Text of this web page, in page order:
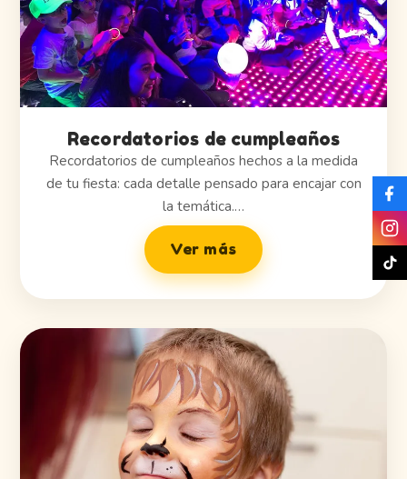
Recordatorios de cumpleaños
Recordatorios de cumpleaños hechos a la medida
de tu fiesta: cada detalle pensado para encajar con
la temática.…
Ver más